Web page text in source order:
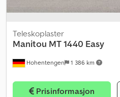
Hohentengen 1 386 km
Teleskoplaster
Manitou MT 1440 Easy
Prisinformasjon